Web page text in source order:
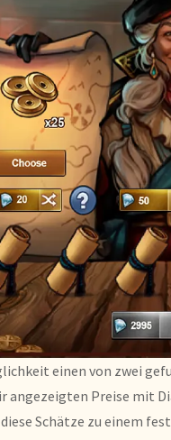
einen von zwei
angezeigten Preise mit
Schätze zu einem